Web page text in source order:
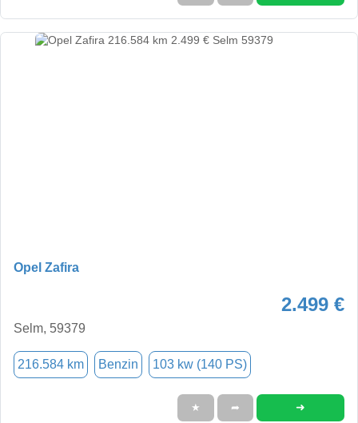
Opel Zafira
2.499 €
Selm, 59379
216.584 km Benzin 103 kw (140 PS)
★ ➦ ➜